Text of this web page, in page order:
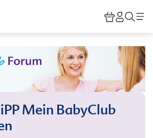
HiPP
Mein BabyClub